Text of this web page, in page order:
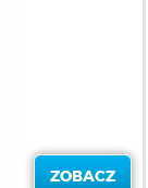
ZOBACZ